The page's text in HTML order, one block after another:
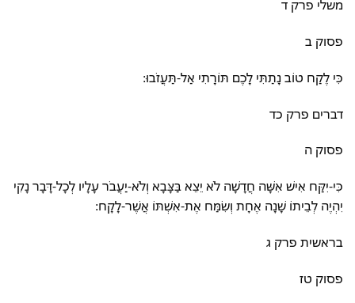
משלי פרק ד
פסוק ב
כִּי לֶקַח טוֹב נָתַתִּי לָכֶם תּוֹרָתִי אַל-תַּעֲזֹבוּ:
דברים פרק כד
פסוק ה
כִּי-יִקַּח אִישׁ אִשָּׁה חֲדָשָׁה לֹא יֵצֵא בַּצָּבָא וְלֹא-יַעֲבֹר עָלָיו לְכָל-דָּבָר נָקִי
יִהְיֶה לְבֵיתוֹ שָׁנָה אֶחָת וְשִׂמַּח אֶת-אִשְׁתּוֹ אֲשֶׁר-לָקָח:
בראשית פרק ג
פסוק טז